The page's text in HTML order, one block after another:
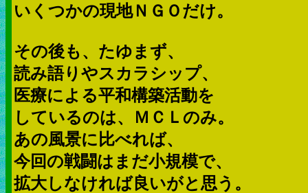
いくつかの現地ＮＧＯだけ。
その後も、たゆまず、
読み語りやスカラシップ、
医療による平和構築活動を
しているのは、ＭＣＬのみ。
あの風景に比べれば、
今回の戦闘はまだ小規模で、
拡大しなければ良いがと思う。